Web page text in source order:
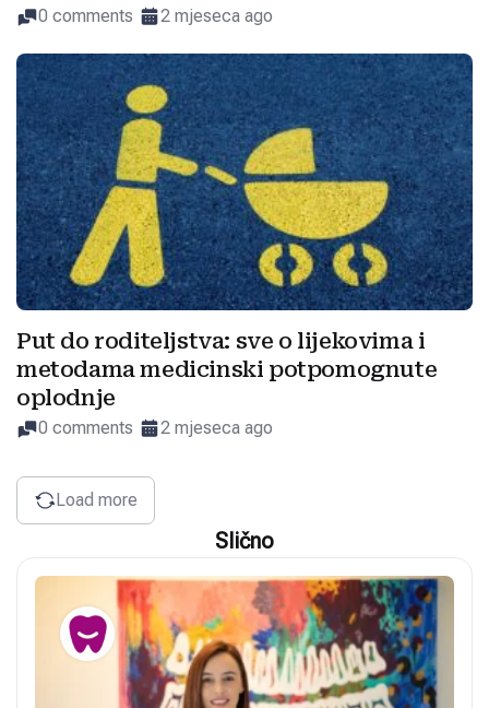
0 comments 2 mjeseca ago
Put do roditeljstva: sve o lijekovima i
metodama medicinski potpomognute
oplodnje
0 comments 2 mjeseca ago
Load more
Slično